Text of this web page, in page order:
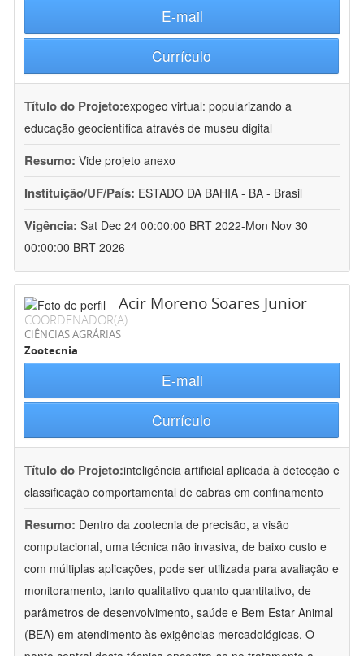
E-mail
Currículo
Título do Projeto:expogeo virtual: popularizando a
educação geocientífica através de museu digital
Resumo: Vide projeto anexo
Instituição/UF/País: ESTADO DA BAHIA - BA - Brasil
Vigência: Sat Dec 24 00:00:00 BRT 2022-Mon Nov 30
00:00:00 BRT 2026
Acir Moreno Soares Junior
COORDENADOR(A)
CIÊNCIAS AGRÁRIAS
Zootecnia
E-mail
Currículo
Título do Projeto:inteligência artificial aplicada à detecção e
classificação comportamental de cabras em confinamento
Resumo: Dentro da zootecnia de precisão, a visão
computacional, uma técnica não invasiva, de baixo custo e
com múltiplas aplicações, pode ser utilizada para avaliação e
monitoramento, tanto qualitativo quanto quantitativo, de
parâmetros de desenvolvimento, saúde e Bem Estar Animal
(BEA) em atendimento às exigências mercadológicas. O